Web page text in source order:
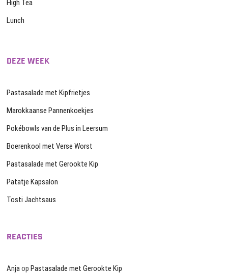
High Tea
Lunch
DEZE WEEK
Pastasalade met Kipfrietjes
Marokkaanse Pannenkoekjes
Pokébowls van de Plus in Leersum
Boerenkool met Verse Worst
Pastasalade met Gerookte Kip
Patatje Kapsalon
Tosti Jachtsaus
REACTIES
AnjaopPastasalade met Gerookte Kip